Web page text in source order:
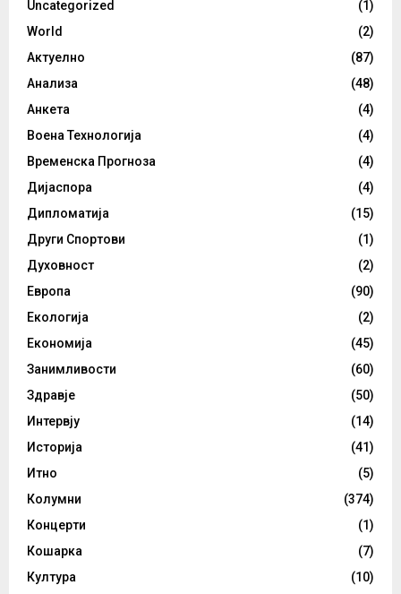
Uncategorized
(1)
World
(2)
Актуелно
(87)
Анализа
(48)
Анкета
(4)
Воена Технологија
(4)
Временска Прогноза
(4)
Дијаспора
(4)
Дипломатија
(15)
Други Спортови
(1)
Духовност
(2)
Европа
(90)
Екологија
(2)
Економија
(45)
Занимливости
(60)
Здравје
(50)
Интервју
(14)
Историја
(41)
Итно
(5)
Колумни
(374)
Концерти
(1)
Кошарка
(7)
Култура
(10)